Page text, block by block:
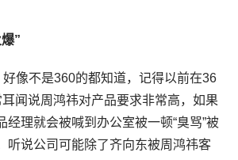
”
好像不是360的都知道，记得以前在36
闻说周鸿祎对产品要求非常高，如果
经理就会被喊到办公室被一顿“臭骂”被
听说公司可能除了齐向东被周鸿祎客